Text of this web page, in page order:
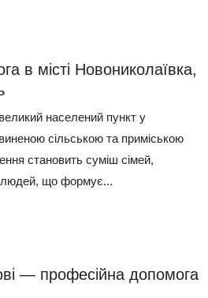
в місті Новониколаївка,
населений пункт у
сільською та приміською
становить суміш сімей,
людей, що формує...
— професійна допомога